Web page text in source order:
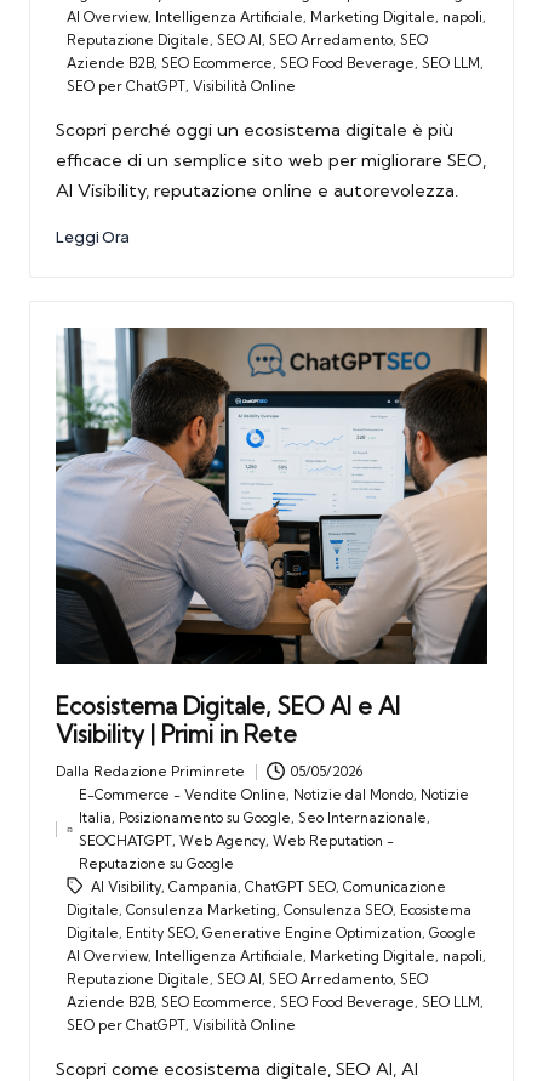
AI Overview, Intelligenza Artificiale, Marketing Digitale, napoli,
Reputazione Digitale, SEO AI , SEO Arredamento, SEO
Aziende B2B, SEO Ecommerce, SEO Food Beverage, SEO LLM ,
SEO per ChatGPT, Visibilità Online
Scopri perché oggi un ecosistema digitale è più
efficace di un semplice sito web per migliorare SEO,
AI Visibility, reputazione online e autorevolezza.
Leggi Ora
Ecosistema Digitale, SEO AI e AI
Visibility | Primi in Rete
Posted
Dalla Redazione Priminrete 05/05/2026
Posted
E-Commerce - Vendite Online, Notizie dal Mondo, Notizie
Italia, Posizionamento su Google,Seo Internazionale,
SEOCHATGPT,Web Agency,Web Reputation -
Reputazione su Google
Tags:
AI Visibility, Campania, ChatGPT SEO, Comunicazione
Digitale, Consulenza Marketing, Consulenza SEO, Ecosistema
Digitale, Entity SEO, Generative Engine Optimization, Google
AI Overview, Intelligenza Artificiale, Marketing Digitale, napoli,
Reputazione Digitale, SEO AI, SEO Arredamento, SEO
Aziende B2B, SEO Ecommerce, SEO Food Beverage, SEO LLM,
SEO per ChatGPT, Visibilità Online
Scopri come ecosistema digitale, SEO AI, AI